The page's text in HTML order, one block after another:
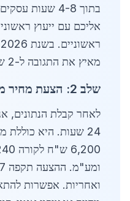
בתוך 4-8 שעות
אליכם עם ייעוץ
מאיץ את התגובה ל-2 שעות בממוצע.
שלב 2: הצעת מחיר מפורטת
לאחר קבלת הנתונים,
24 שעות. היא
ואחריות. אפשרות